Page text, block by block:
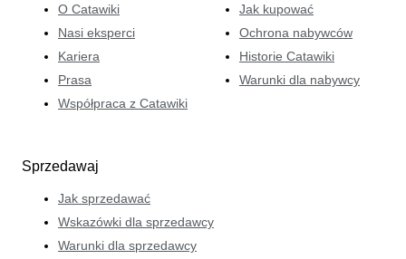
O Catawiki
Nasi eksperci
Kariera
Prasa
Współpraca z Catawiki
Jak kupować
Ochrona nabywców
Historie Catawiki
Warunki dla nabywcy
Sprzedawaj
Jak sprzedawać
Wskazówki dla sprzedawcy
Warunki dla sprzedawcy